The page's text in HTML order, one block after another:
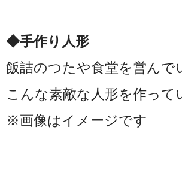
◆手作り人形
飯詰のつたや食堂を営んで
こんな素敵な人形を作って
※画像はイメージです